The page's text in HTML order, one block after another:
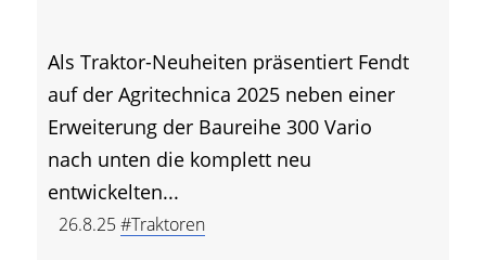
Als Traktor-Neuheiten präsentiert Fendt
auf der Agritechnica 2025 neben einer
Erweiterung der Baureihe 300 Vario
nach unten die komplett neu
entwickelten...
26.8.25#Traktoren